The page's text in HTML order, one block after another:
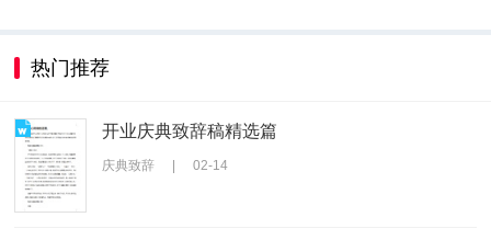
热门推荐
开业庆典致辞稿精选篇
庆典致辞 | 02-14